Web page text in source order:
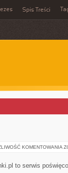
Spis Treści
KOMENTOWANIA
to serwis